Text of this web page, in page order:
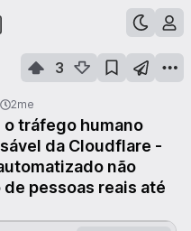
3
2me
o tráfego humano
da Cloudflare -
não
pessoas reais até